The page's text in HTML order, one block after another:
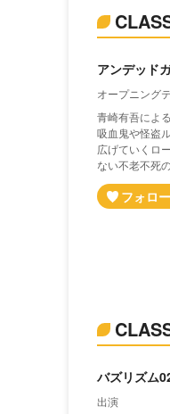
アンデッド
オープニング
青崎有吾によ
吸血鬼や怪盗
広げていくロ
ない不老不死
バズリズム
出演